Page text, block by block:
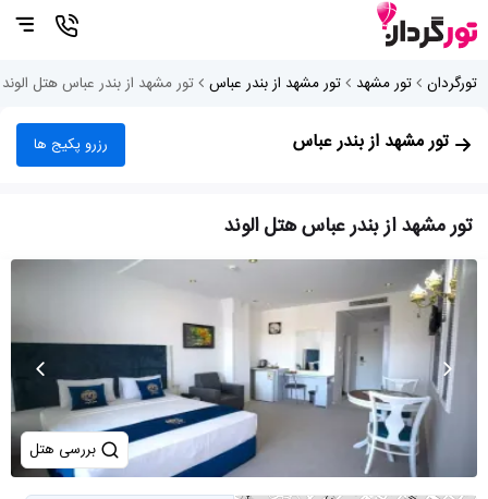
تورگردان تور مشهد تور مشهد از بندر عباس تور مشهد از بندر عباس هتل الوند
تور مشهد از بندر عباس رزرو پکیج ها
تور مشهد از بندر عباس هتل الوند
بررسی هتل